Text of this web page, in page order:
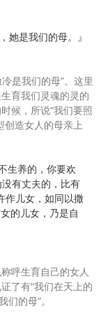
她是我们的母。』
是我们的母”。这里
育我们灵魂的灵的
候，所说“我们要照
创造女人的母亲上
生养的，你要欢
有丈夫的，比有
作儿女，如同以撒
的儿女，乃是自
呼生育自己的女人
了有“我们在天上的
的母”。